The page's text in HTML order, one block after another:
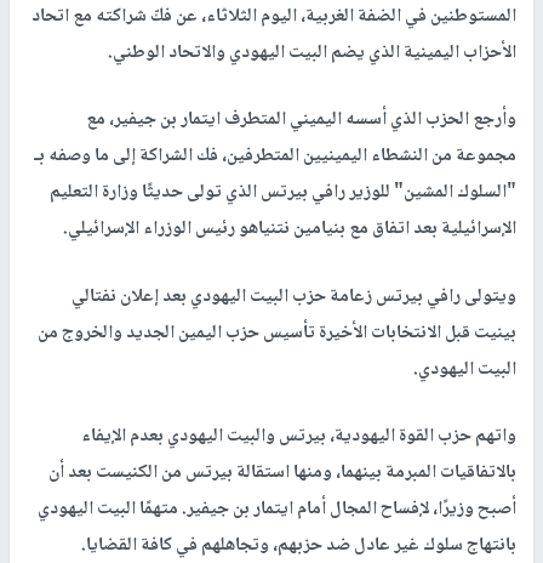
المستوطنين في الضفة الغربية، اليوم الثلاثاء، عن فكّ شراكته مع اتحاد
الأحزاب اليمينية الذي يضم البيت اليهودي والاتحاد الوطني.
وأرجع الحزب الذي أسسه اليميني المتطرف ايتمار بن جيفير، مع
مجموعة من النشطاء اليمينيين المتطرفين، فك الشراكة إلى ما وصفه بـ
"السلوك المشين" للوزير رافي بيرتس الذي تولى حديثًا وزارة التعليم
الإسرائيلية بعد اتفاق مع بنيامين نتنياهو رئيس الوزراء الإسرائيلي.
ويتولى رافي بيرتس زعامة حزب البيت اليهودي بعد إعلان نفتالي
بينيت قبل الانتخابات الأخيرة تأسيس حزب اليمين الجديد والخروج من
البيت اليهودي.
واتهم حزب القوة اليهودية، بيرتس والبيت اليهودي بعدم الإيفاء
بالاتفاقيات المبرمة بينهما، ومنها استقالة بيرتس من الكنيست بعد أن
أصبح وزيرًا، لإفساح المجال أمام ايتمار بن جيفير. متهمًا البيت اليهودي
بانتهاج سلوك غير عادل ضد حزبهم، وتجاهلهم في كافة القضايا.